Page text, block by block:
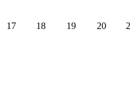
17 18 19 20